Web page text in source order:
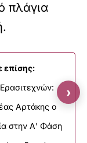
πλάγια
επίσης:
Αρτάκης ο
στην Α’ Φάση
›